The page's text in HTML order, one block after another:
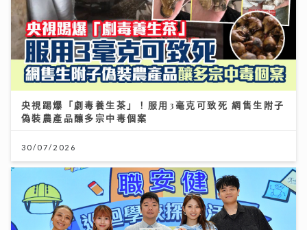
央視踢爆「劇毒養生茶」！服用3毫克可致死 網售生附子
偽裝農產品釀多宗中毒個案
30/07/2026